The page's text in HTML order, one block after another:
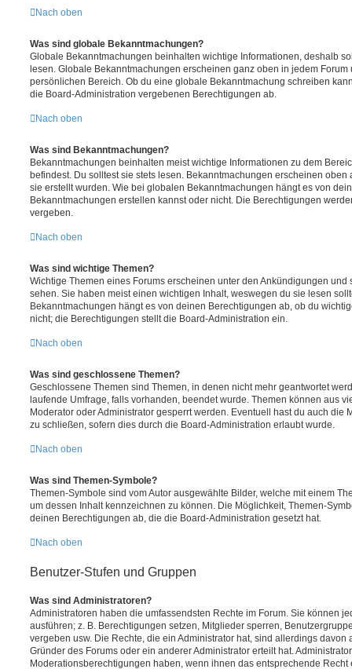
Nach oben
Was sind globale Bekanntmachungen?
Globale Bekanntmachungen beinhalten wichtige Informationen, deshalb
lesen. Globale Bekanntmachungen erscheinen ganz oben in jedem
persönlichen Bereich. Ob du eine globale Bekanntmachung schreiben
die Board-Administration vergebenen Berechtigungen ab.
Nach oben
Was sind Bekanntmachungen?
Bekanntmachungen beinhalten meist wichtige Informationen zu dem
befindest. Du solltest sie stets lesen. Bekanntmachungen erscheinen oben
sie erstellt wurden. Wie bei globalen Bekanntmachungen hängt es von
Bekanntmachungen erstellen kannst oder nicht. Die Berechtigungen
vergeben.
Nach oben
Was sind wichtige Themen?
Wichtige Themen eines Forums erscheinen unter den Ankündigungen und
sehen. Sie haben meist einen wichtigen Inhalt, weswegen du sie lesen
Bekanntmachungen hängt es von deinen Berechtigungen ab, ob du
nicht; die Berechtigungen stellt die Board-Administration ein.
Nach oben
Was sind geschlossene Themen?
Geschlossene Themen sind Themen, in denen nicht mehr geantwortet
laufende Umfrage, falls vorhanden, beendet wurde. Themen können aus
Moderator oder Administrator gesperrt werden. Eventuell hast du auch die
zu schließen, sofern dies durch die Board-Administration erlaubt wurde.
Nach oben
Was sind Themen-Symbole?
Themen-Symbole sind vom Autor ausgewählte Bilder, welche mit einem
um dessen Inhalt kennzeichnen zu können. Die Möglichkeit, Themen-
deinen Berechtigungen ab, die die Board-Administration gesetzt hat.
Nach oben
Benutzer-Stufen und Gruppen
Was sind Administratoren?
Administratoren haben die umfassendsten Rechte im Forum. Sie können
ausführen; z. B. Berechtigungen setzen, Mitglieder sperren,
vergeben usw. Die Rechte, die ein Administrator hat, sind allerdings
Gründer des Forums oder ein anderer Administrator erteilt hat.
Moderationsberechtigungen haben, wenn ihnen das entsprechende Recht